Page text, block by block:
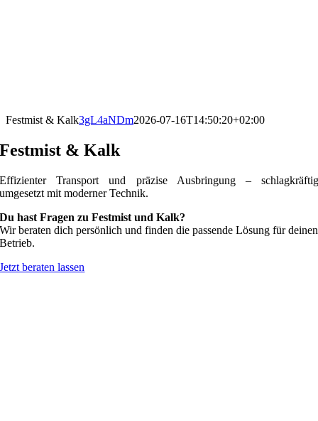
Festmist & Kalk3gL4aNDm2026-07-16T14:50:20+02:00
Festmist & Kalk
Effizienter Transport und präzise Ausbringung – schlagkräftig
umgesetzt mit moderner Technik.
Du hast Fragen zu Festmist und Kalk?
Wir beraten dich persönlich und finden die passende Lösung für deinen
Betrieb.
Jetzt beraten lassen